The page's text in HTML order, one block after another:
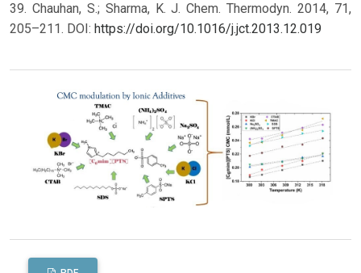
39. Chauhan, S.; Sharma, K. J. Chem. Thermodyn. 2014, 71,
205–211. DOI: https://doi.org/10.1016/j.jct.2013.12.019